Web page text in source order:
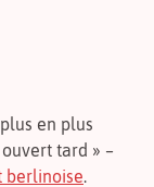
en plus
tard » –
berlinoise.